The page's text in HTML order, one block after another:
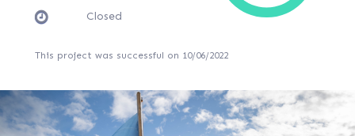
Closed
This project was successful on 10/06/2022